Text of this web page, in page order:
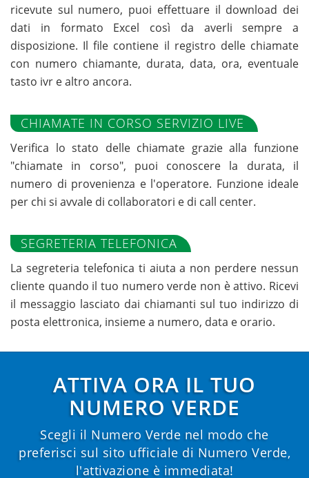
ricevute sul numero, puoi effettuare il download dei
dati in formato Excel così da averli sempre a
disposizione. Il file contiene il registro delle chiamate
con numero chiamante, durata, data, ora, eventuale
tasto ivr e altro ancora.
CHIAMATE IN CORSO SERVIZIO LIVE
Verifica lo stato delle chiamate grazie alla funzione
"chiamate in corso", puoi conoscere la durata, il
numero di provenienza e l'operatore. Funzione ideale
per chi si avvale di collaboratori e di call center.
SEGRETERIA TELEFONICA
La segreteria telefonica ti aiuta a non perdere nessun
cliente quando il tuo numero verde non è attivo. Ricevi
il messaggio lasciato dai chiamanti sul tuo indirizzo di
posta elettronica, insieme a numero, data e orario.
ATTIVA ORA IL TUO
NUMERO VERDE
Scegli il Numero Verde nel modo che
preferisci sul sito ufficiale di Numero Verde,
l'attivazione è immediata!